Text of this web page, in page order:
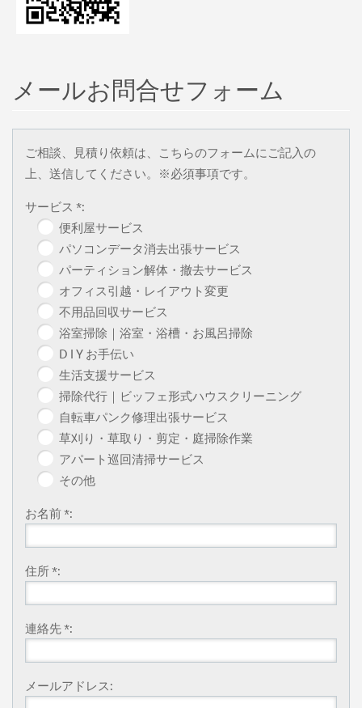
メールお問合せフォーム
ご相談、見積り依頼は、こちらのフォームにご記入の
上、送信してください。※必須事項です。
サービス *:
便利屋サービス
パソコンデータ消去出張サービス
パーティション解体・撤去サービス
オフィス引越・レイアウト変更
不用品回収サービス
浴室掃除｜浴室・浴槽・お風呂掃除
D I Y お手伝い
生活支援サービス
掃除代行｜ビッフェ形式ハウスクリーニング
自転車パンク修理出張サービス
草刈り・草取り・剪定・庭掃除作業
アパート巡回清掃サービス
その他
お名前 *:
住所 *:
連絡先 *:
メールアドレス: